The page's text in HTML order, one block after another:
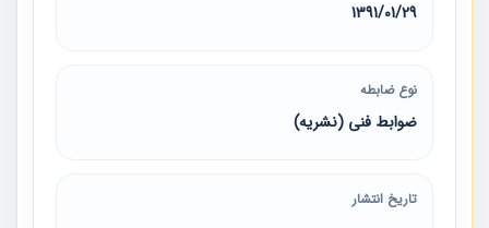
1391/01/29
نوع ضابطه
ضوابط فنی (نشریه)
تاریخ انتشار